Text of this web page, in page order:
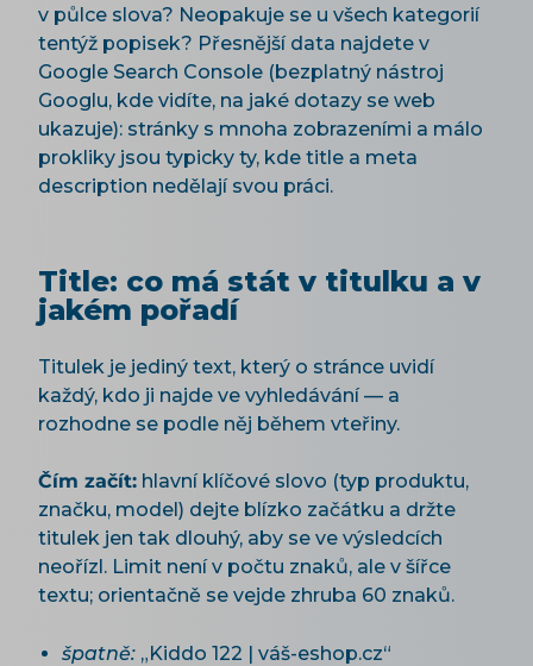
v půlce slova? Neopakuje se u všech kategorií
tentýž popisek? Přesnější data najdete v
Google Search Console (bezplatný nástroj
Googlu, kde vidíte, na jaké dotazy se web
ukazuje): stránky s mnoha zobrazeními a málo
prokliky jsou typicky ty, kde title a meta
description nedělají svou práci.
Title: co má stát v titulku a v
jakém pořadí
Titulek je jediný text, který o stránce uvidí
každý, kdo ji najde ve vyhledávání — a
rozhodne se podle něj během vteřiny.
Čím začít: hlavní klíčové slovo (typ produktu,
značku, model) dejte blízko začátku a držte
titulek jen tak dlouhý, aby se ve výsledcích
neořízl. Limit není v počtu znaků, ale v šířce
textu; orientačně se vejde zhruba 60 znaků.
špatně: „Kiddo 122 | váš-eshop.cz“